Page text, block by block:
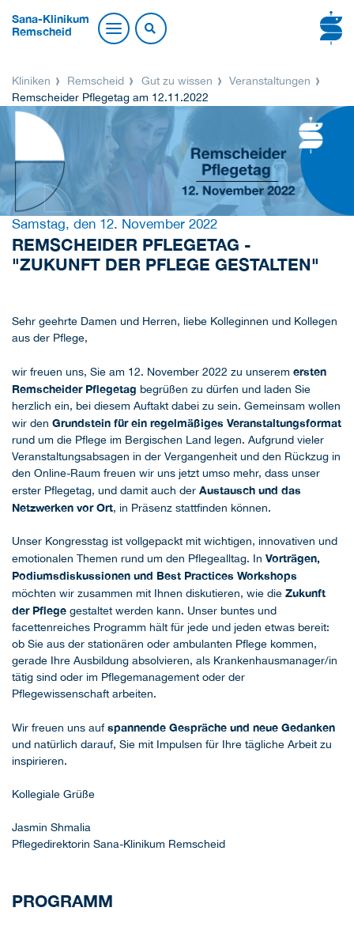
Sana-Klinikum
Remscheid
Kliniken Remscheid Gut zu wissen
Veranstaltungen
Remscheider Pflegetag am 12.11.2022
Samstag, den 12. November 2022
REMSCHEIDER PFLEGETAG -
"ZUKUNFT DER PFLEGE GESTALTEN"
Sehr geehrte Damen und Herren, liebe Kolleginnen und Kollegen
aus der Pflege,
wir freuen uns, Sie am 12. November 2022 zu unserem ersten
Remscheider Pflegetag begrüßen zu dürfen und laden Sie
herzlich ein, bei diesem Auftakt dabei zu sein. Gemeinsam wollen
wir den Grundstein für ein regelmäßiges Veranstaltungsformat
rund um die Pflege im Bergischen Land legen. Aufgrund vieler
Veranstaltungsabsagen in der Vergangenheit und den Rückzug in
den Online-Raum freuen wir uns jetzt umso mehr, dass unser
erster Pflegetag, und damit auch der Austausch und das
Netzwerken vor Ort, in Präsenz stattfinden können.
Unser Kongresstag ist vollgepackt mit wichtigen, innovativen und
emotionalen Themen rund um den Pflegealltag. In Vorträgen,
Podiumsdiskussionen und Best Practices Workshops
möchten wir zusammen mit Ihnen diskutieren, wie die Zukunft
der Pflege gestaltet werden kann. Unser buntes und
facettenreiches Programm hält für jede und jeden etwas bereit:
ob Sie aus der stationären oder ambulanten Pflege kommen,
gerade Ihre Ausbildung absolvieren, als Krankenhausmanager/in
tätig sind oder im Pflegemanagement oder der
Pflegewissenschaft arbeiten.
Wir freuen uns aufspannende Gespräche und neue Gedanken
und natürlich darauf, Sie mit Impulsen für Ihre tägliche Arbeit zu
inspirieren.
Kollegiale Grüße
Jasmin Shmalia
Pflegedirektorin Sana-Klinikum Remscheid
PROGRAMM